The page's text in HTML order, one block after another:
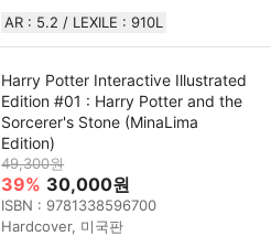
AR : 5.2 / LEXILE : 910L
Harry Potter Interactive Illustrated
Edition #01 : Harry Potter and the
Sorcerer's Stone (MinaLima
Edition)
49,300원
39% 30,000원
ISBN : 9781338596700
Hardcover, 미국판